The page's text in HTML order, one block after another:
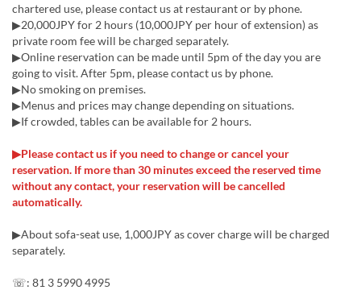
chartered use, please contact us at restaurant or by phone.
▶20,000JPY for 2 hours (10,000JPY per hour of extension) as
private room fee will be charged separately.
▶Online reservation can be made until 5pm of the day you are
going to visit. After 5pm, please contact us by phone.
▶No smoking on premises.
▶Menus and prices may change depending on situations.
▶If crowded, tables can be available for 2 hours.
▶Please contact us if you need to change or cancel your
reservation. If more than 30 minutes exceed the reserved time
without any contact, your reservation will be cancelled
automatically.
▶About sofa-seat use, 1,000JPY as cover charge will be charged
separately.
☏: 81 3 5990 4995